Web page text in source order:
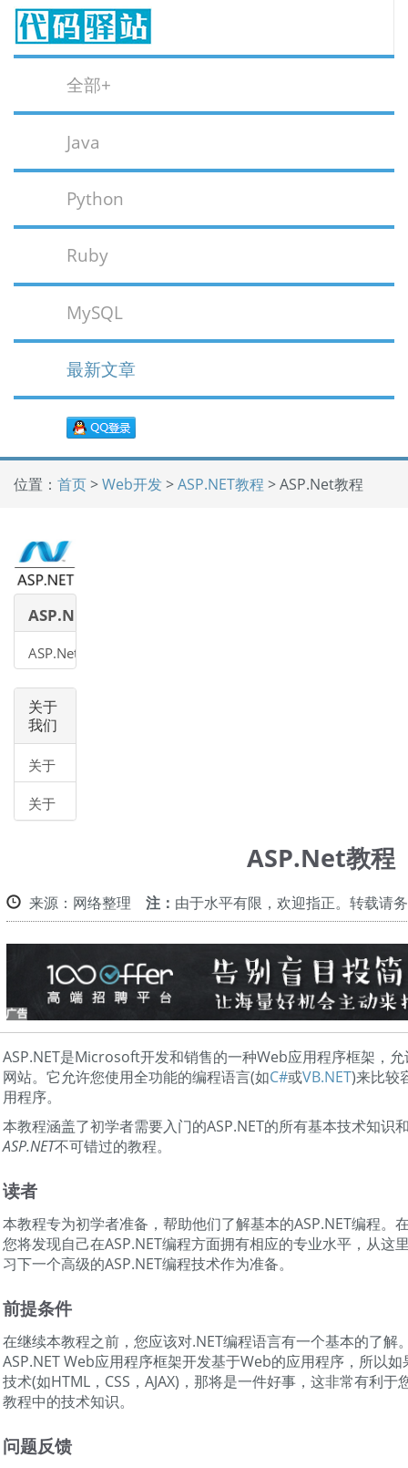
全部+
Java
Python
Ruby
MySQL
最新文章
位置： 首页>Web开发>ASP.NET教程 > ASP.Net教程
ASP.NET
教程
ASP.Net
关于
我们
关于
关于
ASP.Net教程
来源：网络整理 注： 由于水平有限，欢迎指正。转载请
ASP.NET是Microsoft开发和销售的一种Web应用程序框架，
网站。它允许您使用全功能的编程语言(如C#或VB.NET)来比较
用程序。
本教程涵盖了初学者需要入门的ASP.NET的所有基本技术知识
ASP.NET不可错过的教程。
读者
本教程专为初学者准备，帮助他们了解基本的ASP.NET编程。
您将发现自己在ASP.NET编程方面拥有相应的专业水平，从这
习下一个高级的ASP.NET编程技术作为准备。
前提条件
在继续本教程之前，您应该对.NET编程语言有一个基本的了解
ASP.NET Web应用程序框架开发基于Web的应用程序，所以
技术(如HTML，CSS，AJAX)，那将是一件好事，这非常有利于
教程中的技术知识。
问题反馈